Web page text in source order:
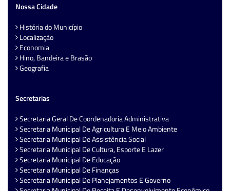
Nossa Cidade
História do Município
Localização
Economia
Hino, Bandeira e Brasão
Geografia
Secretarias
Secretaria Geral De Coordenadoria Administrativa
Secretaria Municipal De Agricultura E Meio Ambiente
Secretaria Municipal De Assistência Social
Secretaria Municipal De Cultura, Esporte E Lazer
Secretaria Municipal De Educação
Secretaria Municipal De Finanças
Secretaria Municipal De Planejamentos E Governo